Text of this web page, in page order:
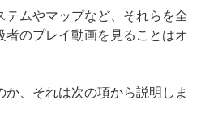
テムやマップなど、それらを全
者のプレイ動画を見ることはオ
、それは次の項から説明しま